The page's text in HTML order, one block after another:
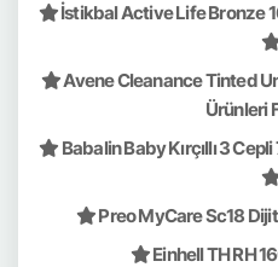
İstikbal Active Life Bronze
Avene Cleanance Tinted
Ürünleri
Babalin Baby Kırçıllı 3
Preo MyCare Sc18
Einhell TH RH